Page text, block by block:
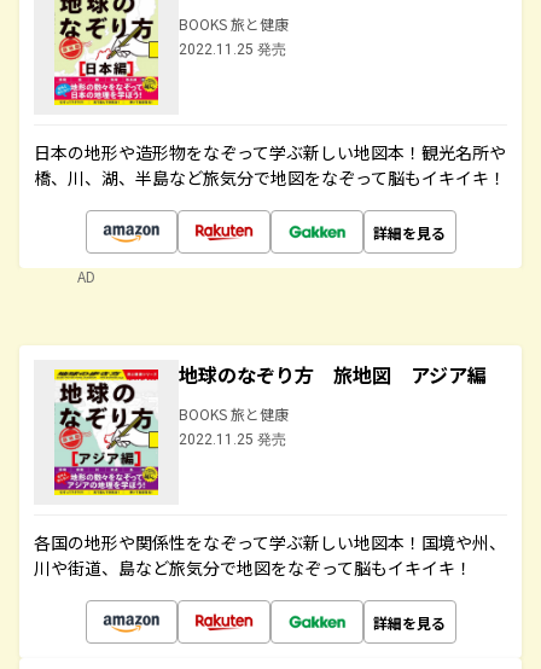
BOOKS 旅と健康
2022.11.25 発売
日本の地形や造形物をなぞって学ぶ新しい地図本！観光名所や
橋、川、湖、半島など旅気分で地図をなぞって脳もイキイキ！
詳細を見る
AD
地球のなぞり方 旅地図 アジア編
BOOKS 旅と健康
2022.11.25 発売
各国の地形や関係性をなぞって学ぶ新しい地図本！国境や州、
川や街道、島など旅気分で地図をなぞって脳もイキイキ！
詳細を見る